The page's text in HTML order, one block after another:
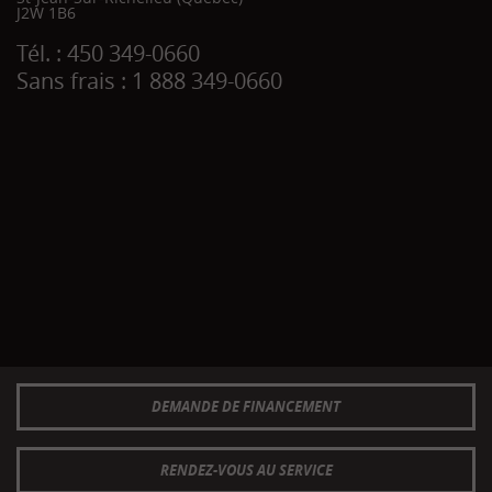
J2W 1B6
Tél. : 450 349-0660
Sans frais : 1 888 349-0660
DEMANDE DE FINANCEMENT
RENDEZ-VOUS AU SERVICE